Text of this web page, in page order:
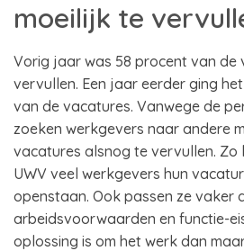
moeilijk te
Vorig jaar was 58 procent van de
vervullen. Een jaar eerder ging
van de vacatures. Vanwege de
zoeken werkgevers naar andere
vacatures alsnog te vervullen. Zo
UWV veel werkgevers hun
openstaan. Ook passen ze vaker
arbeidsvoorwaarden en functie-
oplossing is om het werk dan